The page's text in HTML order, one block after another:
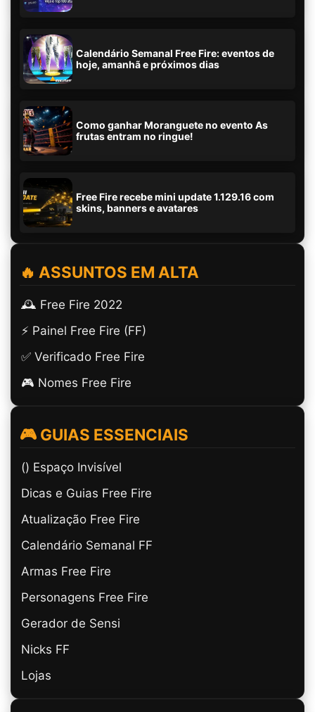
Calendário Semanal Free Fire: eventos de
hoje, amanhã e próximos dias
Como ganhar Moranguete no evento As
frutas entram no ringue!
Free Fire recebe mini update 1.129.16 com
skins, banners e avatares
🔥 ASSUNTOS EM ALTA
🕰️ Free Fire 2022
⚡ Painel Free Fire (FF)
✅ Verificado Free Fire
🎮 Nomes Free Fire
🎮 GUIAS ESSENCIAIS
(ㅤ) Espaço Invisível
Dicas e Guias Free Fire
Atualização Free Fire
Calendário Semanal FF
Armas Free Fire
Personagens Free Fire
Gerador de Sensi
Nicks FF
Lojas